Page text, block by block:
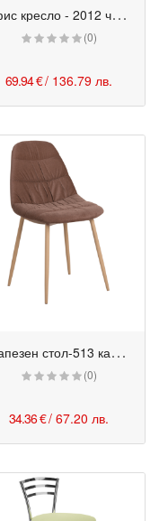
О
фис кресло - 2012 черен
(0)
69.94 €/ 136.79 лв.
Т
рапезен стол-513 кафяв
(0)
34.36 €/ 67.20 лв.